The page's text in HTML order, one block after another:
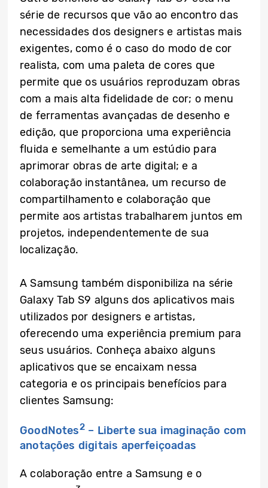
série de recursos que vão ao encontro das
necessidades dos designers e artistas mais
exigentes, como é o caso do modo de cor
realista, com uma paleta de cores que
permite que os usuários reproduzam obras
com a mais alta fidelidade de cor; o menu
de ferramentas avançadas de desenho e
edição, que proporciona uma experiência
fluida e semelhante a um estúdio para
aprimorar obras de arte digital; e a
colaboração instantânea, um recurso de
compartilhamento e colaboração que
permite aos artistas trabalharem juntos em
projetos, independentemente de sua
localização.
A Samsung também disponibiliza na série
Galaxy Tab S9 alguns dos aplicativos mais
utilizados por designers e artistas,
oferecendo uma experiência premium para
seus usuários. Conheça abaixo alguns
aplicativos que se encaixam nessa
categoria e os principais benefícios para
clientes Samsung:
GoodNotes2– Liberte sua imaginação com
anotações digitais aperfeiçoadas
A colaboração entre a Samsung e o